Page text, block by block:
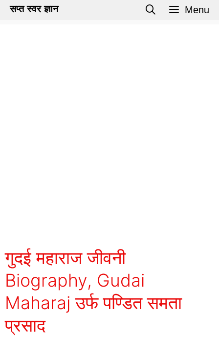
Skipसप्त स्वर ज्ञान Menu
गुदई महाराज जीवनी
Biography, Gudai
Maharaj उर्फ पण्डित समता
प्रसाद